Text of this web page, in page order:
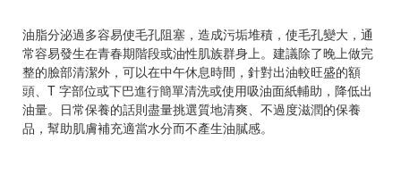
油脂分泌過多容易使毛孔阻塞，造成污垢堆積，使毛孔變大，通
常容易發生在青春期階段或油性肌族群身上。建議除了晚上做完
整的臉部清潔外，可以在中午休息時間，針對出油較旺盛的額
頭、T 字部位或下巴進行簡單清洗或使用吸油面紙輔助，降低出
油量。日常保養的話則盡量挑選質地清爽、不過度滋潤的保養
品，幫助肌膚補充適當水分而不產生油膩感。